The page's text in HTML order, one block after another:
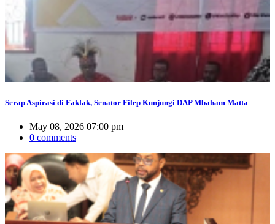
Serap Aspirasi di Fakfak, Senator Filep Kunjungi DAP Mbaham Matta
May 08, 2026 07:00 pm
0 comments